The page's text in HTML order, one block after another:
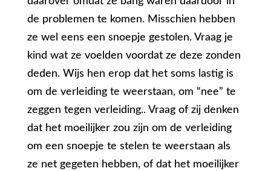
de problemen te komen. Misschien hebben
ze wel eens een snoepje gestolen. Vraag je
kind wat ze voelden voordat ze deze zonden
deden. Wijs hen erop dat het soms lastig is
om de verleiding te weerstaan, om “nee” te
zeggen tegen verleiding.. Vraag of zij denken
dat het moeilijker zou zijn om de verleiding
om een snoepje te stelen te weerstaan als
ze net gegeten hebben, of dat het moeilijker